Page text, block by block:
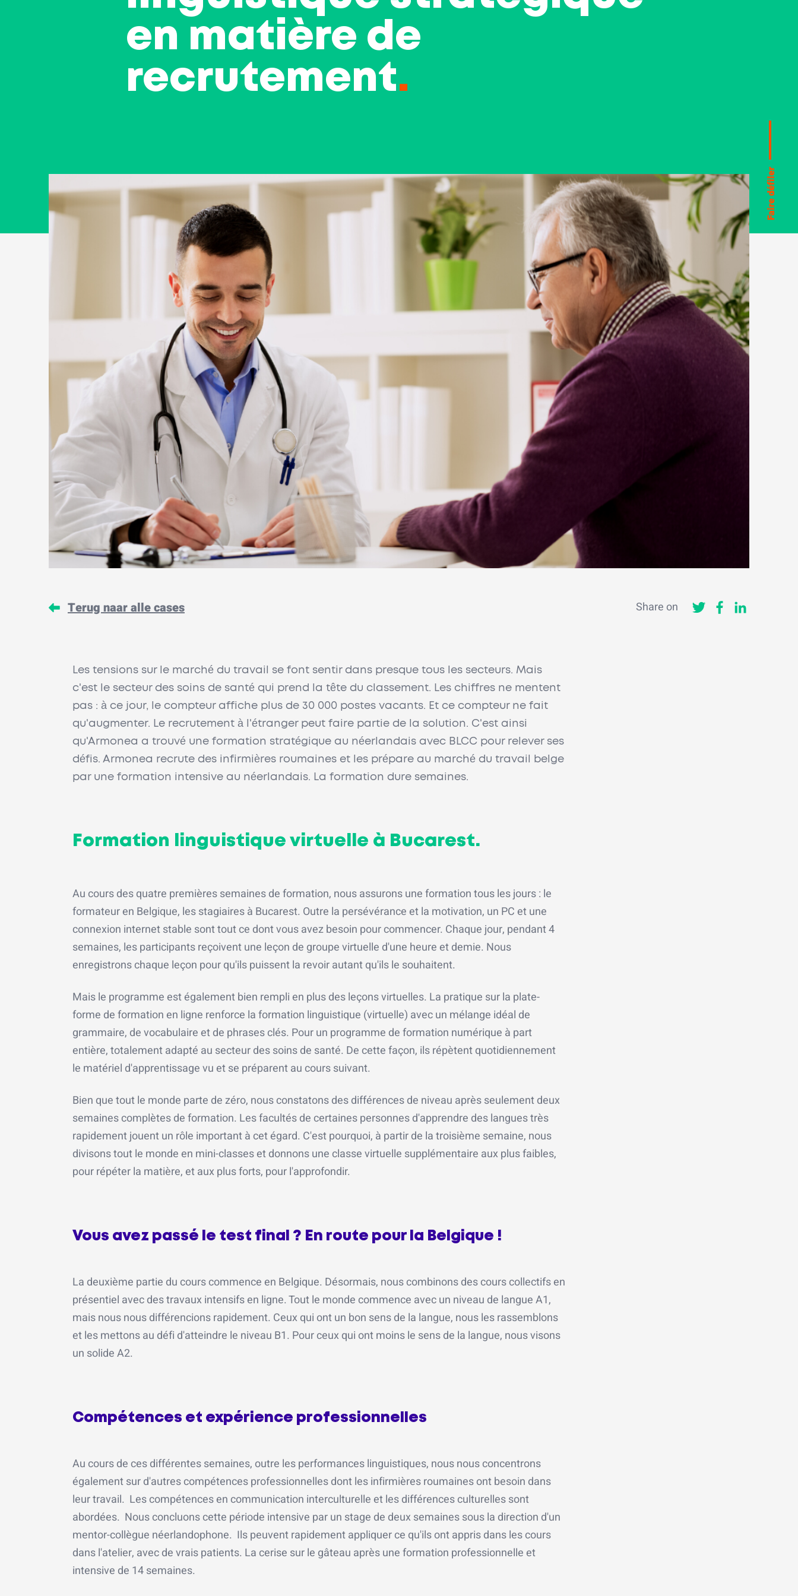
en matière de
recrutement.
Faire défiler
Terug naar alle cases Share on
Les tensions sur le marché du travail se font sentir dans presque tous les secteurs. Mais
c'est le secteur des soins de santé qui prend la tête du classement. Les chiffres ne mentent
pas : à ce jour, le compteur affiche plus de 30 000 postes vacants. Et ce compteur ne fait
qu'augmenter. Le recrutement à l'étranger peut faire partie de la solution. C'est ainsi
qu'Armonea a trouvé une formation stratégique au néerlandais avec BLCC pour relever ses
défis. Armonea recrute des infirmières roumaines et les prépare au marché du travail belge
par une formation intensive au néerlandais. La formation dure semaines.
Formation linguistique virtuelle à Bucarest.
Au cours des quatre premières semaines de formation, nous assurons une formation tous les jours : le
formateur en Belgique, les stagiaires à Bucarest. Outre la persévérance et la motivation, un PC et une
connexion internet stable sont tout ce dont vous avez besoin pour commencer. Chaque jour, pendant 4
semaines, les participants reçoivent une leçon de groupe virtuelle d'une heure et demie. Nous
enregistrons chaque leçon pour qu'ils puissent la revoir autant qu'ils le souhaitent.
Mais le programme est également bien rempli en plus des leçons virtuelles. La pratique sur la plate-
forme de formation en ligne renforce la formation linguistique (virtuelle) avec un mélange idéal de
grammaire, de vocabulaire et de phrases clés. Pour un programme de formation numérique à part
entière, totalement adapté au secteur des soins de santé. De cette façon, ils répètent quotidiennement
le matériel d'apprentissage vu et se préparent au cours suivant.
Bien que tout le monde parte de zéro, nous constatons des différences de niveau après seulement deux
semaines complètes de formation. Les facultés de certaines personnes d'apprendre des langues très
rapidement jouent un rôle important à cet égard. C'est pourquoi, à partir de la troisième semaine, nous
divisons tout le monde en mini-classes et donnons une classe virtuelle supplémentaire aux plus faibles,
pour répéter la matière, et aux plus forts, pour l'approfondir.
Vous avez passé le test final ? En route pour la Belgique !
La deuxième partie du cours commence en Belgique. Désormais, nous combinons des cours collectifs en
présentiel avec des travaux intensifs en ligne. Tout le monde commence avec un niveau de langue A1,
mais nous nous différencions rapidement. Ceux qui ont un bon sens de la langue, nous les rassemblons
et les mettons au défi d'atteindre le niveau B1. Pour ceux qui ont moins le sens de la langue, nous visons
un solide A2.
Compétences et expérience professionnelles
Au cours de ces différentes semaines, outre les performances linguistiques, nous nous concentrons
également sur d'autres compétences professionnelles dont les infirmières roumaines ont besoin dans
leur travail. Les compétences en communication interculturelle et les différences culturelles sont
abordées. Nous concluons cette période intensive par un stage de deux semaines sous la direction d'un
mentor-collègue néerlandophone. Ils peuvent rapidement appliquer ce qu'ils ont appris dans les cours
dans l'atelier, avec de vrais patients. La cerise sur le gâteau après une formation professionnelle et
intensive de 14 semaines.